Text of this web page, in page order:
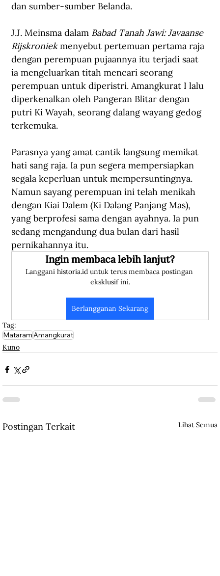
dan sumber-sumber Belanda.
J.J. Meinsma dalam Babad Tanah Jawi: Javaanse
Rijskroniek menyebut pertemuan pertama raja
dengan perempuan pujaannya itu terjadi saat
ia mengeluarkan titah mencari seorang
perempuan untuk diperistri. Amangkurat I lalu
diperkenalkan oleh Pangeran Blitar dengan
putri Ki Wayah, seorang dalang wayang gedog
terkemuka.
Parasnya yang amat cantik langsung memikat
hati sang raja. Ia pun segera mempersiapkan
segala keperluan untuk mempersuntingnya.
Namun sayang perempuan ini telah menikah
dengan Kiai Dalem (Ki Dalang Panjang Mas),
yang berprofesi sama dengan ayahnya. Ia pun
sedang mengandung dua bulan dari hasil
pernikahannya itu.
Ingin membaca lebih lanjut?
Langgani historia.id untuk terus membaca postingan
eksklusif ini.
Berlangganan Sekarang
Tag:
MataramAmangkurat
Kuno
Postingan Terkait Lihat Semua